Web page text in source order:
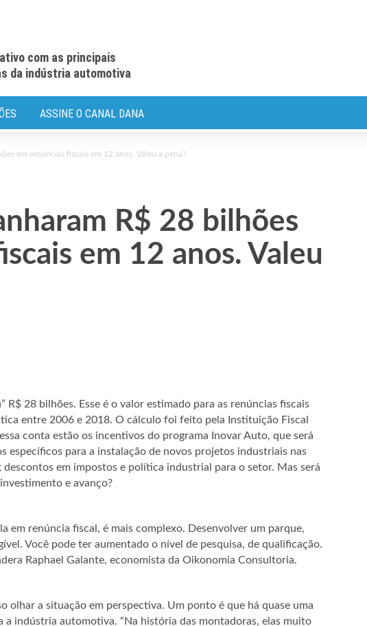
com as principais
da indústria automotiva
ASSINE O CANAL DANA
em renúncias fiscais em 12 anos. Valeu a pena?
R$ 28 bilhões
em 12 anos. Valeu
R$ 28 bilhões. Esse é o valor estimado para as renúncias fiscais
entre 2006 e 2018. O cálculo foi feito pela Instituição Fiscal
conta estão os incentivos do programa Inovar Auto, que será
específicos para a instalação de novos projetos industriais nas
em impostos e política industrial para o setor. Mas será
e avanço?
em renúncia fiscal, é mais complexo. Desenvolver um parque,
Você pode ter aumentado o nível de pesquisa, de qualificação.
Raphael Galante, economista da Oikonomia Consultoria.
olhar a situação em perspectiva. Um ponto é que há quase uma
a indústria automotiva. “Na história das montadoras, elas muito